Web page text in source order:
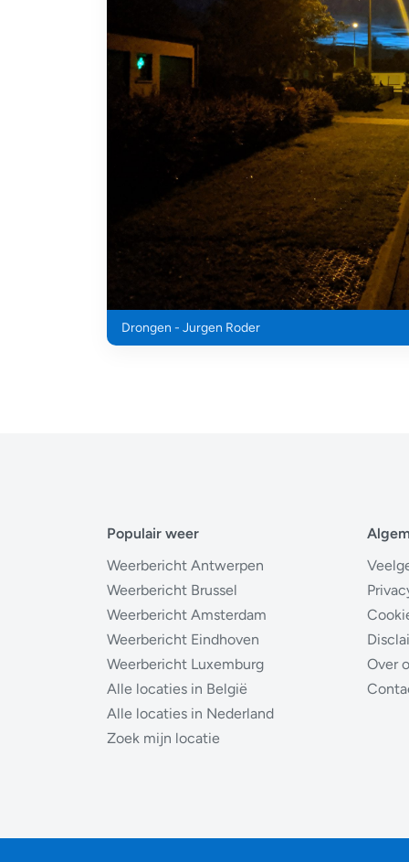
Drongen - Jurgen Roder
Populair weer
Weerbericht Antwerpen
Weerbericht Brussel
Weerbericht Amsterdam
Weerbericht Eindhoven
Weerbericht Luxemburg
Alle locaties in België
Alle locaties in Nederland
Zoek mijn locatie
Over